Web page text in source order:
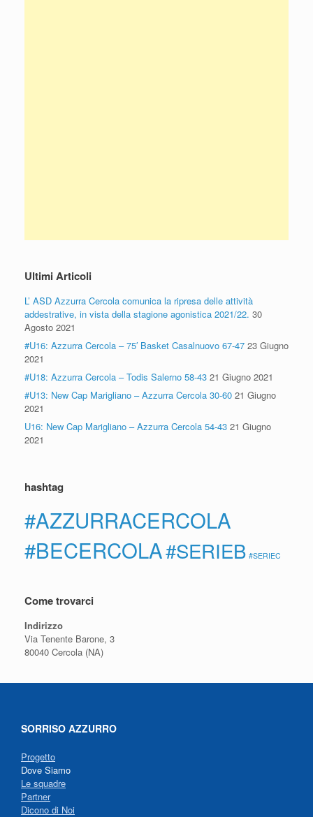
Ultimi Articoli
L’ ASD Azzurra Cercola comunica la ripresa delle attività
addestrative, in vista della stagione agonistica 2021/22. 30
Agosto 2021
#U16: Azzurra Cercola – 75′ Basket Casalnuovo 67-47 23 Giugno
2021
#U18: Azzurra Cercola – Todis Salerno 58-43 21 Giugno 2021
#U13: New Cap Marigliano – Azzurra Cercola 30-60 21 Giugno
2021
U16: New Cap Marigliano – Azzurra Cercola 54-43 21 Giugno
2021
hashtag
#AZZURRACERCOLA
#BECERCOLA#SERIEB #SERIEC
Come trovarci
Indirizzo
Via Tenente Barone, 3
80040 Cercola (NA)
SORRISO AZZURRO
Progetto
Dove Siamo
Le squadre
Partner
Dicono di Noi